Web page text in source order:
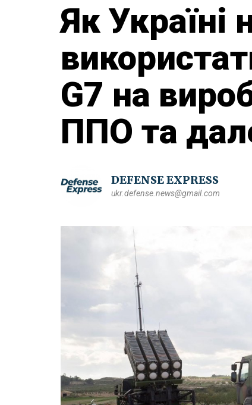
Як Україні
G7 на
ППО та
DEFENSE EXPRESS
ukr.defense.news@gmail.com